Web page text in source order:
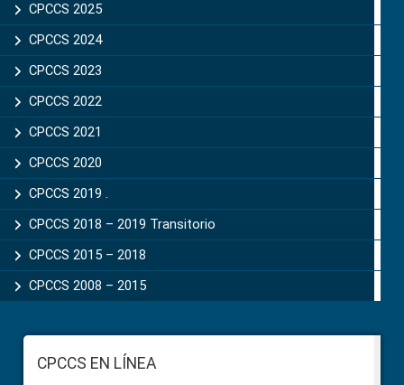
CPCCS 2025
CPCCS 2024
CPCCS 2023
CPCCS 2022
CPCCS 2021
CPCCS 2020
CPCCS 2019 .
CPCCS 2018 – 2019 Transitorio
CPCCS 2015 – 2018
CPCCS 2008 – 2015
FooterCPCCS EN LÍNEA